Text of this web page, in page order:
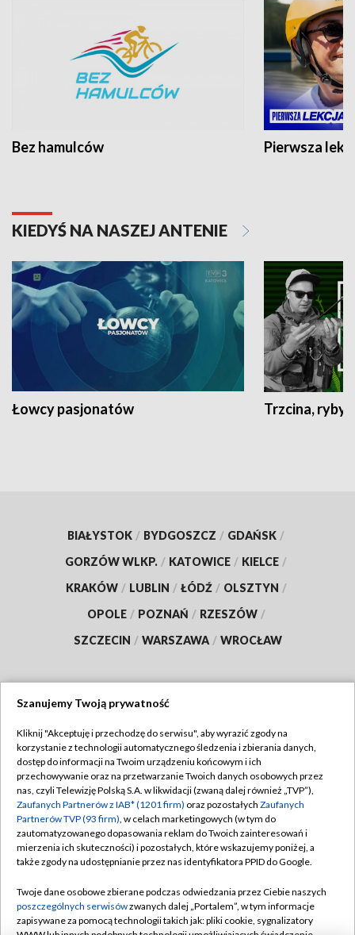
Bez hamulców Pierwsza
KIEDYŚ NA NASZEJ ANTENIE
Łowcy pasjonatów Trzcina, ryby
BIAŁYSTOK / BYDGOSZCZ / GDAŃSK /
GORZÓW WLKP. / KATOWICE / KIELCE /
KRAKÓW / LUBLIN / ŁÓDŹ / OLSZTYN /
OPOLE / POZNAŃ / RZESZÓW /
SZCZECIN / WARSZAWA / WROCŁAW
TVP
Abonament TVP
Emisja w TVP
Centrum informacji TVP
Naziemna Telewizja Cyfrowa
Rada Programowa
System NOS
Regulamin TVP
Polityka prywatności
Moje zgody
Pomoc
Kontakt
Szanujemy Twoją prywatność
Kliknij "Akceptuję i przechodzę do serwisu", aby wyrazić zgody na
korzystanie z technologii automatycznego śledzenia i zbierania danych,
dostęp do informacji na Twoim urządzeniu końcowym i ich
przechowywanie oraz na przetwarzanie Twoich danych osobowych przez
nas, czyli Telewizję Polską S.A. w likwidacji (zwaną dalej również „TVP”),
Zaufanych Partnerów z IAB* (1201 firm) oraz pozostałych Zaufanych
Partnerów TVP (93 firm), w celach marketingowych (w tym do
zautomatyzowanego dopasowania reklam do Twoich zainteresowań i
mierzenia ich skuteczności) i pozostałych, które wskazujemy poniżej, a
także zgody na udostępnianie przez nas identyfikatora PPID do Google.
Twoje dane osobowe zbierane podczas odwiedzania przez Ciebie naszych
poszczególnych serwisówzwanych dalej „Portalem”, w tym informacje
zapisywane za pomocą technologii takich jak: pliki cookie, sygnalizatory